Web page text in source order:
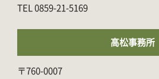
0859-21-5169
高松事務所
〒760-0007